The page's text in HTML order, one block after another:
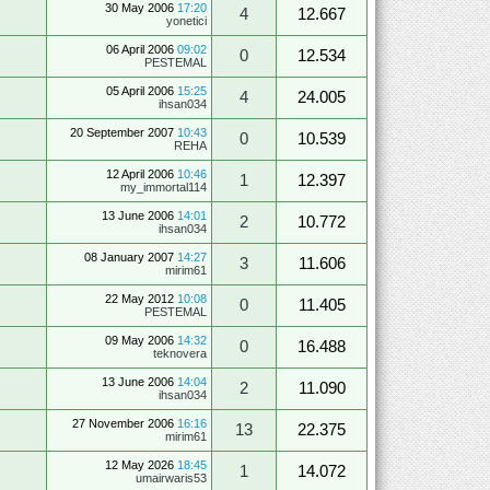
30 May 2006 17:20
yonetici
4 12.667
06 April 2006 09:02
PESTEMAL
0 12.534
05 April 2006 15:25
ihsan034
4 24.005
20 September 2007 10:43
REHA
0 10.539
12 April 2006 10:46
my_immortal114
1 12.397
13 June 2006 14:01
ihsan034
2 10.772
08 January 2007 14:27
mirim61
3 11.606
22 May 2012 10:08
PESTEMAL
0 11.405
09 May 2006 14:32
teknovera
0 16.488
13 June 2006 14:04
ihsan034
2 11.090
27 November 2006 16:16
mirim61
13 22.375
12 May 2026 18:45
umairwaris53
1 14.072